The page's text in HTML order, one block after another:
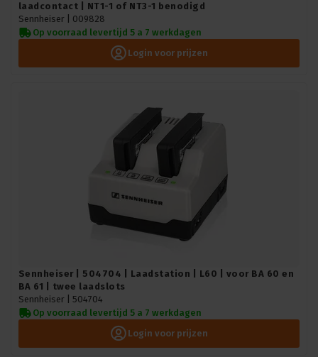
laadcontact | NT1-1 of NT3-1 benodigd
Sennheiser | 009828
Op voorraad levertijd 5 a 7 werkdagen
Login voor prijzen
Sennheiser | 504704 | Laadstation | L60 | voor BA 60 en
BA 61 | twee laadslots
Sennheiser | 504704
Op voorraad levertijd 5 a 7 werkdagen
Login voor prijzen